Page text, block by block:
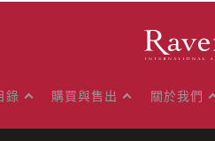
錄 購買與售出 關於我們